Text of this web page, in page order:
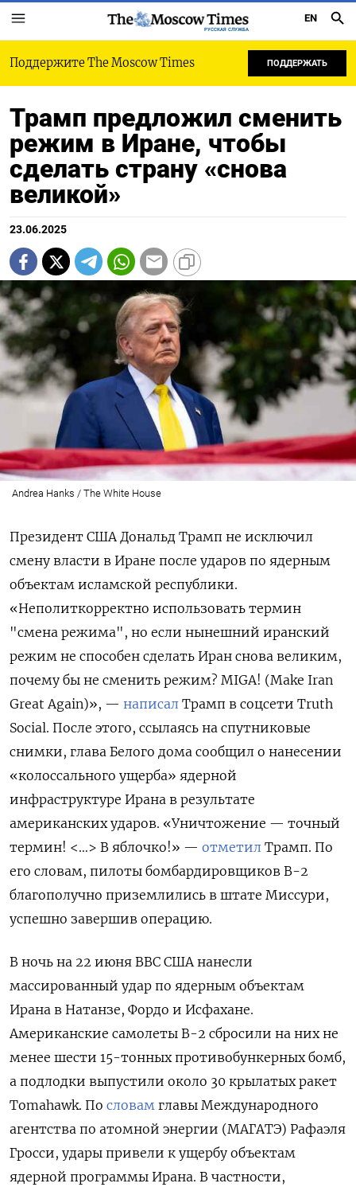
РУССКАЯ СЛУЖБА
EN
Поддержите The Moscow Times ПОДДЕРЖАТЬ
Трамп предложил сменить
режим в Иране, чтобы
сделать страну «снова
великой»
23.06.2025
Andrea Hanks / The White House
Президент США Дональд Трамп не исключил
смену власти в Иране после ударов по ядерным
объектам исламской республики.
«Неполиткорректно использовать термин
"смена режима", но если нынешний иранский
режим не способен сделать Иран снова великим,
почему бы не сменить режим? MIGA! (Make Iran
Great Again)», — написал Трамп в соцсети Truth
Social. После этого, ссылаясь на спутниковые
снимки, глава Белого дома сообщил о нанесении
«колоссального ущерба» ядерной
инфраструктуре Ирана в результате
американских ударов. «Уничтожение — точный
термин! <…> В яблочко!» — отметил Трамп. По
его словам, пилоты бомбардировщиков В-2
благополучно приземлились в штате Миссури,
успешно завершив операцию.
В ночь на 22 июня ВВС США нанесли
массированный удар по ядерным объектам
Ирана в Натанзе, Фордо и Исфахане.
Американские самолеты В-2 сбросили на них не
менее шести 15-тонных противобункерных бомб,
а подлодки выпустили около 30 крылатых ракет
Tomahawk. По словам главы Международного
агентства по атомной энергии (МАГАТЭ) Рафаэля
Гросси, удары привели к ущербу объектам
ядерной программы Ирана. В частности,